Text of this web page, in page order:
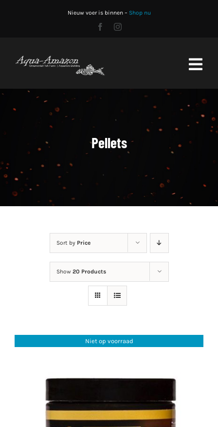
Nieuw voer is binnen – Shop nu
Stocklist
Aquariumbouw
CO2 fles vullen
Pellets
Sort by Price
Show 20 Products
Niet op voorraad